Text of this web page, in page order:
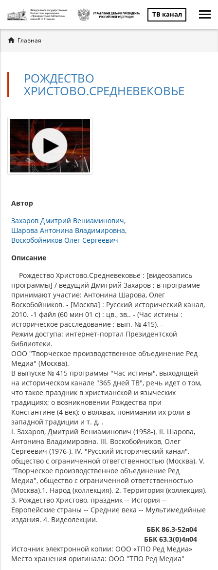
ТВ канал
Вы
здесь
Главная
РОЖДЕСТВО
ХРИСТОВО.СРЕДНЕВЕКОВЬЕ
Автор
Захаров Дмитрий Вениаминович
Шарова Антонина Владимировна
Воскобойников Олег Сергеевич
Описание
Рождество Христово.Средневековье : [видеозапись
программы] / ведущий Дмитрий Захаров ; в программе
принимают участие: Антонина Шарова, Олег
Воскобойников. - [Москва] : Русский исторический канал,
2010. -1 файл (60 мин 01 с) : цв., зв.. - (Час истины :
историческое расследование ; вып. № 415). -
Режим доступа: интернет-портал Президентской
библиотеки.
ООО "Творческое производственное объединение Ред
Медиа" (Москва).
В выпуске № 415 программы "Час истины", выходящей
на историческом канале "365 дней ТВ", речь идет о том,
что такое праздник в христианской и языческих
традициях; о возникновении Рождества при
Константине (4 век); о волхвах, понимании их роли в
западной традиции и т. д. .
I. Захаров, Дмитрий Вениаминович (1958-). II. Шарова,
Антонина Владимировна. III. Воскобойников, Олег
Сергеевич (1976-). IV. "Русский исторический канал",
общество с ограниченной ответственностью (Москва). V.
"Творческое производственное объединение Ред
Медиа", общество с ограниченной ответственностью
(Москва).1. Народ (коллекция). 2. Территория (коллекция).
3. Рождество Христово, праздник -- История --
Европейские страны -- Средние века -- Мультимедийные
издания. 4. Видеолекции.
ББК 86.3-52я04
ББК 63.3(0)4я04
Источник электронной копии: ООО «ТПО Ред Медиа»
Место хранения оригинала: ООО "ТПО Ред Медиа"